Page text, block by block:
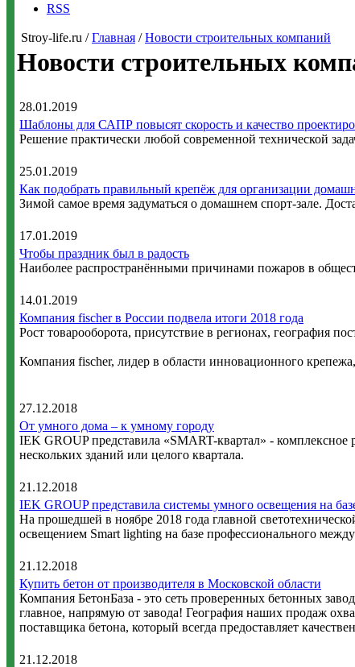
RSS
Stroy-life.ru /Главная /Новости строительных компаний
Новости строительных
28.01.2019
Шаблоны для САПР повысят скорость и качество
Решение практически любой современной технической
25.01.2019
Как подобрать правильный крепёж для организации
Зимой самое время задуматься о домашнем спорт-зале.
17.01.2019
Чтобы праздник был в радость
Наиболее распространёнными причинами пожаров в
14.01.2019
Компания fischer в России подвела итоги 2018 года
Рост товарооборота, присутствие в регионах, география
Компания fischer, лидер в области инновационного
27.12.2018
От умного дома – к умному городу
IEK GROUP представила «SMART-квартал» -
нескольких зданий или целого квартала.
21.12.2018
IEK GROUP представила системы умного освещения на
На прошедшей в ноябре 2018 года главной
освещением Smart lighting на базе профессионального
21.12.2018
Купить бетон от производителя в Московской области
Компания БетонБаза - это сеть проверенных бетонных
главное, напрямую от завода! География наших продаж
поставщика бетона, который всегда предоставляет
21.12.2018